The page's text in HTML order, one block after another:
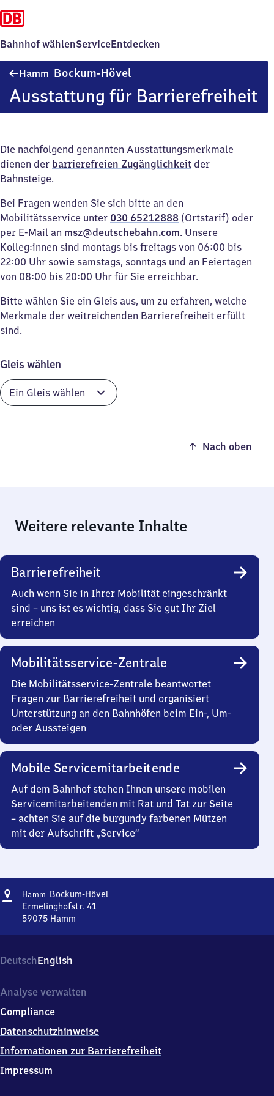
Bahnhof wählenServiceEntdecken
Hamm Bockum-Hövel
Hövel
Ausstattung für Barrierefreiheit
Die nachfolgend genannten Ausstattungsmerkmale
dienen der barrierefreien Zugänglichkeit der
Bahnsteige.
Bei Fragen wenden Sie sich bitte an den
Mobilitätsservice unter 030 65212888 (Ortstarif) oder
per E-Mail an msz@deutschebahn.com. Unsere
Kolleg:innen sind montags bis freitags von 06:00 bis
22:00 Uhr sowie samstags, sonntags und an Feiertagen
von 08:00 bis 20:00 Uhr für Sie erreichbar.
Bitte wählen Sie ein Gleis aus, um zu erfahren, welche
Merkmale der weitreichenden Barrierefreiheit erfüllt
sind.
Gleis wählen
Nach oben
Weitere relevante Inhalte
Barrierefreiheit
Auch wenn Sie in Ihrer Mobilität eingeschränkt
sind – uns ist es wichtig, dass Sie gut Ihr Ziel
erreichen
Mobilitätsservice-Zentrale
Die Mobilitätsservice-Zentrale beantwortet
Fragen zur Barrierefreiheit und organisiert
Unterstützung an den Bahnhöfen beim Ein-, Um-
oder Aussteigen
Mobile Servicemitarbeitende
Auf dem Bahnhof stehen Ihnen unsere mobilen
Servicemitarbeitenden mit Rat und Tat zur Seite
– achten Sie auf die burgundy farbenen Mützen
mit der Aufschrift „Service“
Adresse
Hamm Bockum-Hövel
Ermelinghofstr. 41
59075 Hamm
Hövel,
Ermelinghofstr.
5
0
7
Hamm
DeutschEnglish
Analyse verwalten
Compliance
Datenschutzhinweise
Informationen zur Barrierefreiheit
Impressum